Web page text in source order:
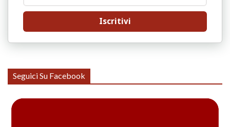
Iscritivi
Seguici Su Facebook